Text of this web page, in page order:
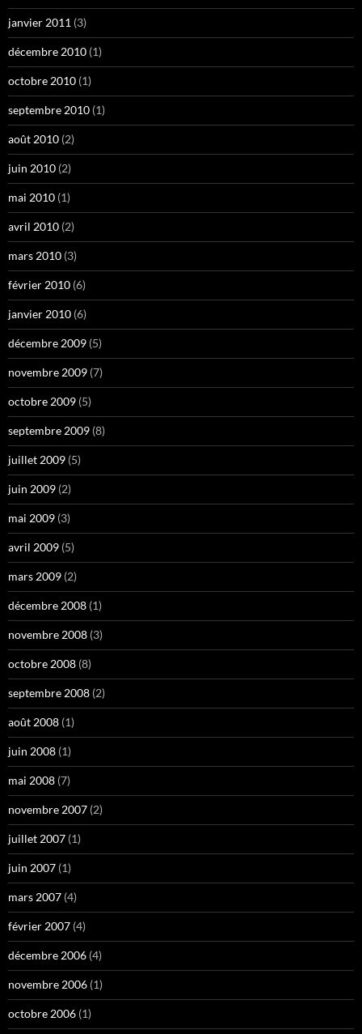
janvier 2011 (3)
décembre 2010 (1)
octobre 2010 (1)
septembre 2010 (1)
août 2010 (2)
juin 2010 (2)
mai 2010 (1)
avril 2010 (2)
mars 2010 (3)
février 2010 (6)
janvier 2010 (6)
décembre 2009 (5)
novembre 2009 (7)
octobre 2009 (5)
septembre 2009 (8)
juillet 2009 (5)
juin 2009 (2)
mai 2009 (3)
avril 2009 (5)
mars 2009 (2)
décembre 2008 (1)
novembre 2008 (3)
octobre 2008 (8)
septembre 2008 (2)
août 2008 (1)
juin 2008 (1)
mai 2008 (7)
novembre 2007 (2)
juillet 2007 (1)
juin 2007 (1)
mars 2007 (4)
février 2007 (4)
décembre 2006 (4)
novembre 2006 (1)
octobre 2006 (1)